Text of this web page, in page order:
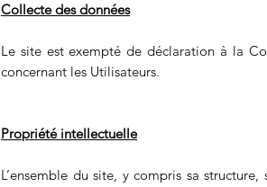
Collecte des données
Le site est exempté de déclaration à la
concernant les Utilisateurs.
Propriété intellectuelle
L’ensemble du site, y compris sa